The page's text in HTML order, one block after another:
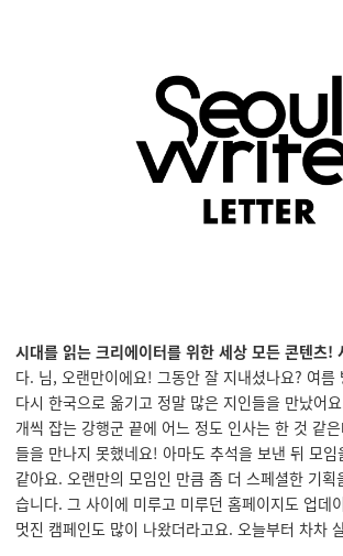
시대를 읽는 크리에이터를 위한 세상 모든 콘텐츠!
다. 님, 오랜만이에요! 그동안 잘 지내셨나요? 여름
다시 한국으로 옮기고 정말 많은 지인들을 만났어
개씩 잡는 강행군 끝에 어느 정도 인사는 한 것 같
들을 만나지 못했네요! 아마도 추석을 보낸 뒤 모임
같아요. 오랜만의 모임인 만큼 좀 더 스페셜한 기획
습니다. 그 사이에 미루고 미루던 홈페이지도 업데
멋진 캠페인도 많이 나왔더라고요. 오늘부터 차차